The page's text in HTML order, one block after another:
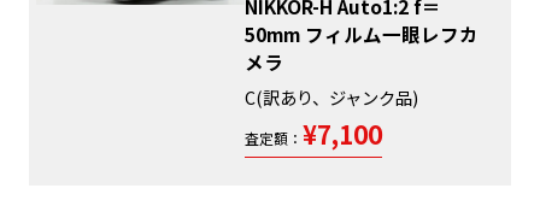
NIKKOR-H Auto1:2 f＝
50mm フィルム一眼レフカ
メラ
C(訳あり、ジャンク品)
査定額： ¥7,100